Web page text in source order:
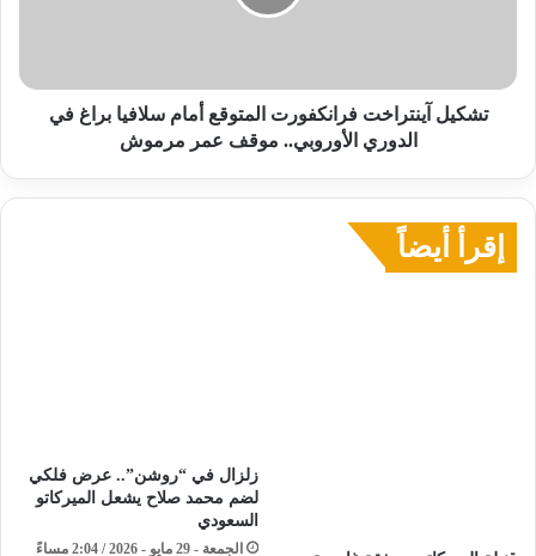
الدوري
الأوروبي..
مرموش
تشكيل آينتراخت فرانكفورت المتوقع أمام سلافيا براغ في
الدوري الأوروبي.. موقف عمر مرموش
إقرأ أيضاً
زلزال في “روشن”.. عرض فلكي
لضم محمد صلاح يشعل الميركاتو
السعودي
الجمعة - 29 مايو - 2026 / 2:04 مساءً